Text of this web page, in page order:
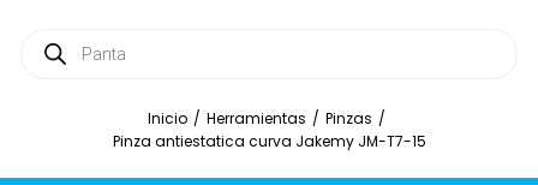
Inicio / Herramientas / Pinzas /
Pinza antiestatica curva Jakemy JM-T7-15